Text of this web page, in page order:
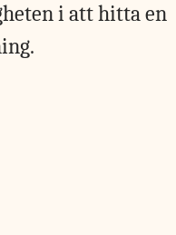
i att hitta en